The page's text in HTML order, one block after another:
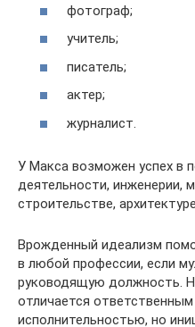
фотограф;
учитель;
писатель;
актер;
журналист.
У Макса возможен успех в
деятельности, инженерии,
строительстве, архитектуре.
Врожденный идеализм
в любой профессии, если
руководящую должность.
отличается
исполнительностью, но